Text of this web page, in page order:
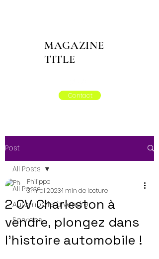
MAGAZINE
TITLE
Contact
Post
All Posts
Automobile à vendre
Services
All Posts
2 CV Charleston à
vendre, plongez dans
l'histoire automobile !
Philippe
31 mai 20231 min de lecture